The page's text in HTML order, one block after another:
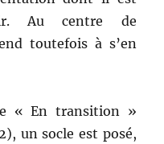
Au centre de
toutefois à s’en
« En transition »
un socle est posé,